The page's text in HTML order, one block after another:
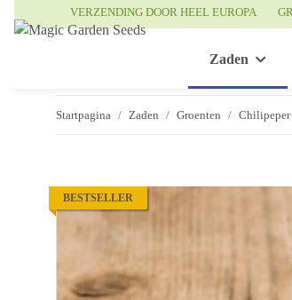
VERZENDING DOOR HEEL EUROPA
Zaden
Startpagina Zaden Groenten Chilipeper
BESTSELLER